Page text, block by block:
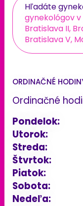
Hľadáte
gynekológov
Bratislava II,
Bratislava V,
ORDINAČNÉ
Ordinačné
Pondelok:
Utorok:
Streda:
Štvrtok:
Piatok:
Sobota:
Nedeľa: